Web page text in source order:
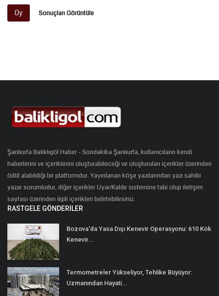
Oy Sonuçları Görüntüle
Şanlıurfa Balıklıgöl Haber - Sondakika Şanlıurfa, kullanıcıların kendi
haberlerini ve içeriklerini oluşturabileceği ve oluşturulan içerikler üzerinden
ödül alabildiği bir platformdur. Yayınlanan köşe yazılarından yazı sahibi
yazar sorumludur, diğer içerikler Uyar/Kaldır sistemine tabi olup iletişim
sayfası üzerinden ilgili içerikleri belirtebilirsiniz.
RASTGELE GÖNDERILER
Bozova'da Yasa Dışı Kenevir Operasyonu: 610 Kök
Kenevir...
Termometreler Yükseliyor, Tehlike Büyüyor:
Uzmanından Hayati...